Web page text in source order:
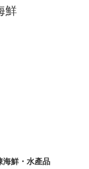
鮮
海鮮・水產品